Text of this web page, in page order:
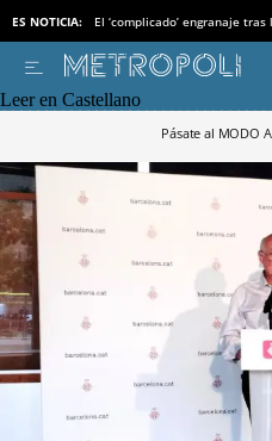
ES NOTICIA: El ‘complicado’ engranaje
Leer en Castellano
Pásate al MODO